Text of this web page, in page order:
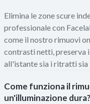
Elimina le zone scure
professionale con
come il nostro rimuovi
contrasti netti, preserva
all'istante sia i ritratti
Come funziona il
un'illuminazione dura?